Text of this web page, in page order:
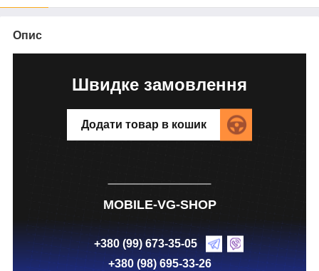
Опис
Швидке замовлення
Додати товар в кошик
MOBILE-VG-SHOP
+380 (99) 673-35-05
+380 (98) 695-33-26